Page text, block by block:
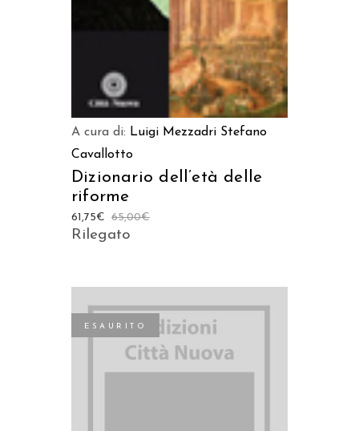
A cura di: Luigi Mezzadri Stefano
Cavallotto
Dizionario dell’età delle
riforme
65,00€
61,75€
Rilegato
ESAURITO